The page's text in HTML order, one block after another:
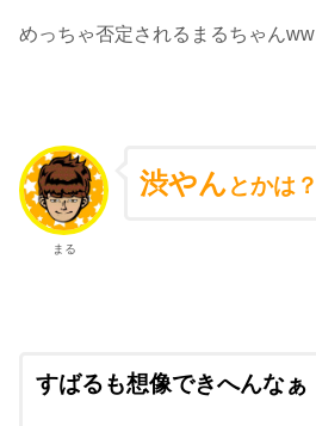
めっちゃ否定されるまるちゃんww
まる
渋やんとかは？
すばるも想像できへんなぁ